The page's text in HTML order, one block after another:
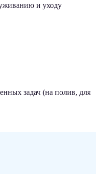
и уходу
задач (на полив, для